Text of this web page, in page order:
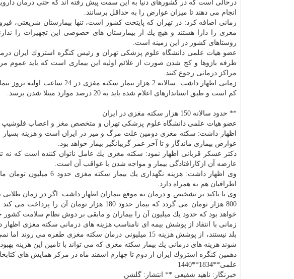
درحالی است كه در كشورهای دنیا به این سمت پیش رفته اند كه حتی درمان
انجام می دهند تا میزان عوارض را به حداقل برسانند.
زمانی اضافه كرد: در تهران كه پایتخت كشور است، تنها بیمارستان شریعتی،
مغزی را دارا هستند و هیچ یك از بیمارستان های خصوصی این تجهیزات را
روستاهای كشور در این زمینه است.
عضو هیات علمی دانشگاه علوم پزشكی تهران و رئیس كنگره استروك ایران
طرفه بازوها و كج شدن صورت از علائم اولیه این بیماری است كه باید عموم
مراكز درمانی رجوع كنند.
زمانی اظهار داشت: سالانه 2 هزار
كم است و طبق استاندارهای اعلام شده باید به 20 درصد موارد مبتلا شدن برسد.
** حدود سالانه 150 هزار سكته مغزی در ایران
عضو هیات علمی دانشگاه علوم پزشكی تهران و متخصص مغز
اظهار داشت: سكته مغزی دومین علت مرگ و میر در ایران است و هزینه بسیار
عوارض بیماری ماندگار و تا آخر عمر گریبانگیر بیمار خواهد بود.
دكتر عسكر قربانی اظهار نمود: سكته مغزی یك عامل ناتوان كننده است كه نه
عارضه آن ازكارافتادگی بیمار و مواجه شدن با عواقب آن است.
وی اظهار داشت: هزینه
اطرافیان هم به همراه دارد.
وی با تاكید بر تشخیص و درمان به موقع بیماران اظهار داشت: اگر در زمان طلایی
خواهد بود كه حدود یك میلیون آن را بیماران و مابقی بر دوش نظام سلامت كشور
زمانی با انتقاد از پوشش بیمه ای نامناسب هزینه های درمانی سكته مغزی
بلد نیستند، از پوشش هزینه 15 میلیونی
درمان سكته مغزی طفره می روند اما
شوند هزینه های درمانی یك بیمار سكته مغزی كه می تواند با تامین این هزینه
دهمین كنگره استروك ایران از دوم تا چهارم اسفند ماه در مركز همایش های
علمی**1834**1440
خبرنگار: ناهید شفیعی ** انتشار: گلشن